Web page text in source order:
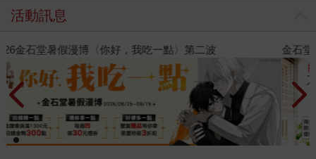
活動訊息
金石堂2026海外優惠：電子書